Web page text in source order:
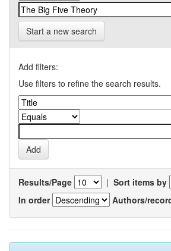
Start a new search
Add filters:
Use filters to refine the search results.
Results/Page | Sort items by
In order
Authors/